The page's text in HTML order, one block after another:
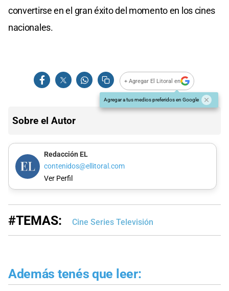
convertirse en el gran éxito del momento en los cines
nacionales.
+ Agregar El Litoral en
Agregar a tus medios preferidos en Google
Sobre el Autor
Redacción EL
contenidos@ellitoral.com
Ver Perfil
#TEMAS: Cine Series Televisión
Además tenés que leer: